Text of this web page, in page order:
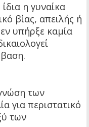
η γυναίκα
βίας, απειλής ή
υπήρξε καμία
των
για περιστατικό
των